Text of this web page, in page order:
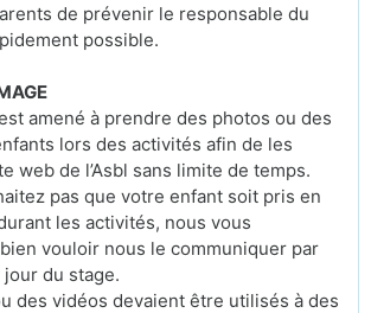
de prévenir le responsable du
possible.
amené à prendre des photos ou des
lors des activités afin de les
web de l’Asbl sans limite de temps.
pas que votre enfant soit pris en
les activités, nous vous
vouloir nous le communiquer par
du stage.
des vidéos devaient être utilisés à des